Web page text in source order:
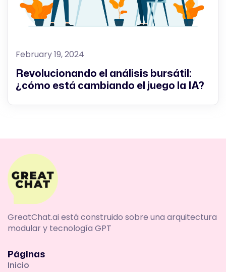
February 19, 2024
Revolucionando el análisis bursátil:
¿cómo está cambiando el juego la IA?
GreatChat.ai está construido sobre una arquitectura
modular y tecnología GPT
Páginas
Inicio